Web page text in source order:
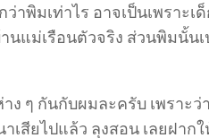
าพิมเท่าไร อาจเป็นเพราะ
นแม่เรือนตัวจริง ส่วนพิมนั้
ง ๆ กันกับผมละครับ เพราะ
าเสียไปแล้ว ลุงสอน เลยฝ